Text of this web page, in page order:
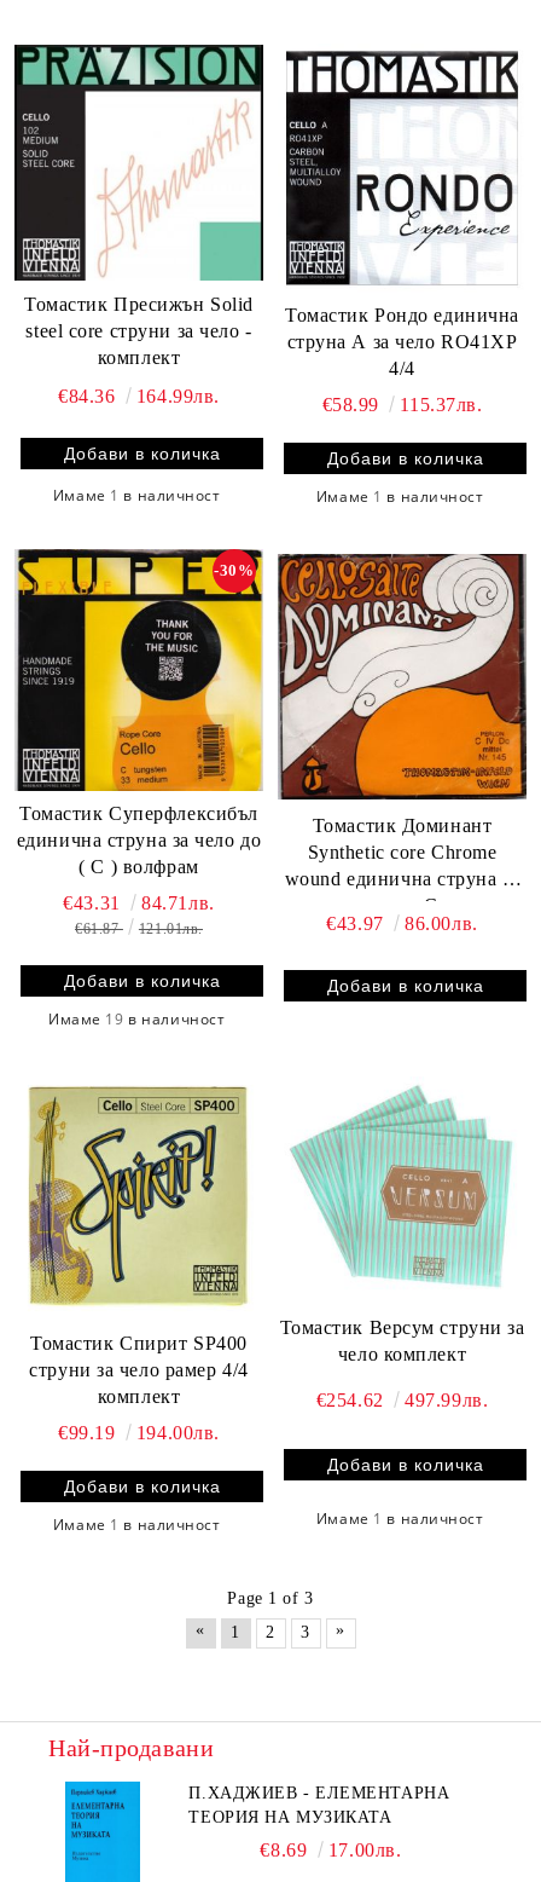
Томастик Пресижън Solid
steel core струни за чело -
комплект
€84.36
164.99лв.
Имаме 1 в наличност
Томастик Рондо единична
струна А за чело RO41XP
4/4
€58.99
115.37лв.
Имаме 1 в наличност
Томастик Суперфлексибъл
единична струна за чело до
( C ) волфрам
-30%
€43.31 84.71лв.
€61.87 121.01лв.
Имаме 19 в наличност
Томастик Доминант
Synthetic core Chrome
wound единична струна за
чело - C
€43.97
86.00лв.
Томастик Спирит SP400
струни за чело рамер 4/4
комплект
€99.19
194.00лв.
Имаме 1 в наличност
Томастик Версум струни за
чело комплект
€254.62 497.99лв.
Имаме 1 в наличност
Page 1 of 3
«
1 2 3 »
Най-продавани
П.ХАДЖИЕВ - ЕЛЕМЕНТАРНА
ТЕОРИЯ НА МУЗИКАТА
€8.69 17.00лв.